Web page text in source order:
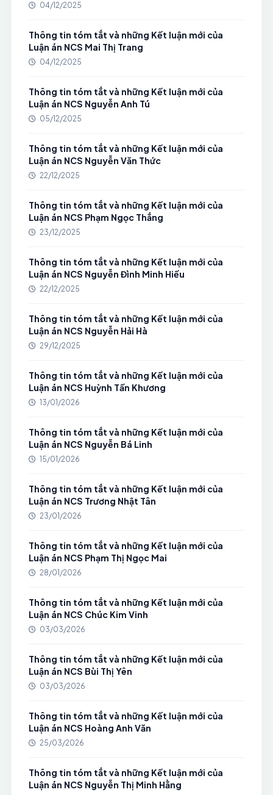
04/12/2025
Thông tin tóm tắt và những Kết luận mới của
Luận án NCS Mai Thị Trang
04/12/2025
Thông tin tóm tắt và những Kết luận mới của
Luận án NCS Nguyễn Anh Tú
05/12/2025
Thông tin tóm tắt và những Kết luận mới của
Luận án NCS Nguyễn Văn Thức
22/12/2025
Thông tin tóm tắt và những Kết luận mới của
Luận án NCS Phạm Ngọc Thắng
23/12/2025
Thông tin tóm tắt và những Kết luận mới của
Luận án NCS Nguyễn Đình Minh Hiếu
22/12/2025
Thông tin tóm tắt và những Kết luận mới của
Luận án NCS Nguyễn Hải Hà
29/12/2025
Thông tin tóm tắt và những Kết luận mới của
Luận án NCS Huỳnh Tấn Khương
13/01/2026
Thông tin tóm tắt và những Kết luận mới của
Luận án NCS Nguyễn Bá Linh
15/01/2026
Thông tin tóm tắt và những Kết luận mới của
Luận án NCS Trương Nhật Tân
23/01/2026
Thông tin tóm tắt và những Kết luận mới của
Luận án NCS Phạm Thị Ngọc Mai
28/01/2026
Thông tin tóm tắt và những Kết luận mới của
Luận án NCS Chúc Kim Vinh
03/03/2026
Thông tin tóm tắt và những Kết luận mới của
Luận án NCS Bùi Thị Yên
03/03/2026
Thông tin tóm tắt và những Kết luận mới của
Luận án NCS Hoàng Anh Văn
25/03/2026
Thông tin tóm tắt và những Kết luận mới của
Luận án NCS Nguyễn Thị Minh Hằng